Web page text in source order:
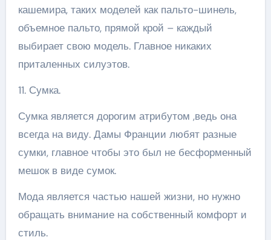
кашемира, таких моделей как пальто-шинель,
объемное пальто, прямой крой – каждый
выбирает свою модель. Главное никаких
приталенных силуэтов.
11. Сумка.
Сумка является дорогим атрибутом ,ведь она
всегда на виду. Дамы Франции любят разные
сумки, главное чтобы это был не бесформенный
мешок в виде сумок.
Мода является частью нашей жизни, но нужно
обращать внимание на собственный комфорт и
стиль.